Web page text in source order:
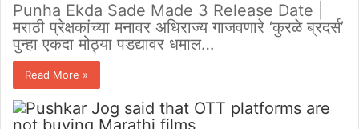
Punha Ekda Sade Made 3 Release Date |
मराठी प्रेक्षकांच्या मनावर अधिराज्य गाजवणारे ‘कुरळे ब्रदर्स’
पुन्हा एकदा मोठ्या पडद्यावर धमाल…
Read More »